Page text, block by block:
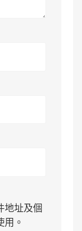
地址及個
。